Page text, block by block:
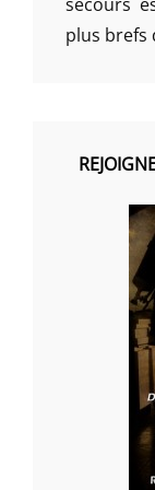
plus brefs